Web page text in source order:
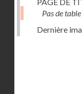
Pas de table ...
Dernière